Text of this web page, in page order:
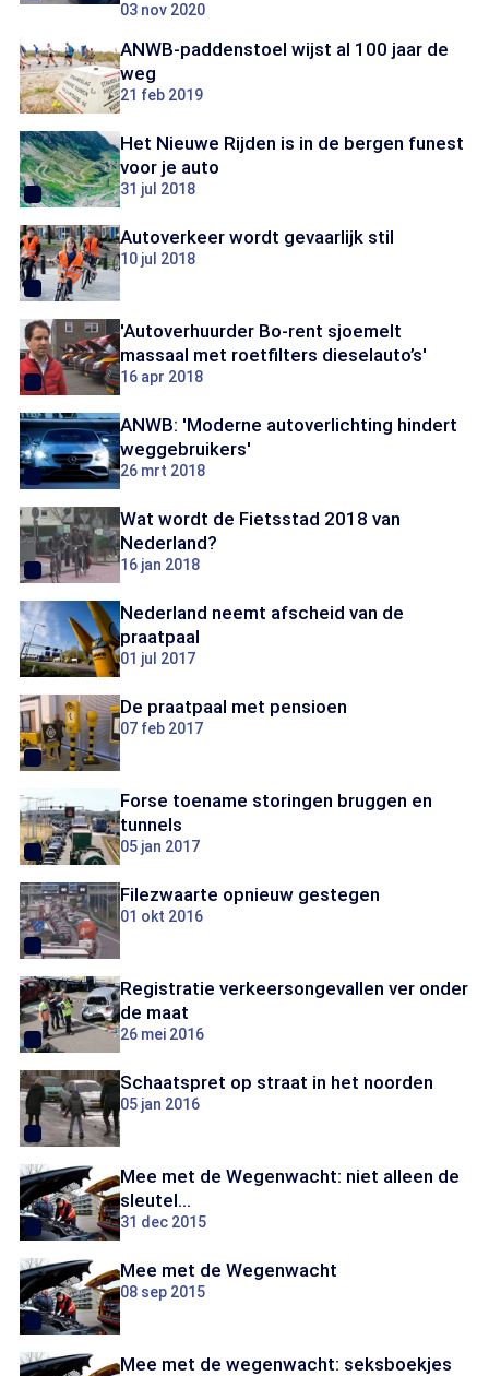
03 nov 2020
ANWB-paddenstoel wijst al 100 jaar de
weg
21 feb 2019
Het Nieuwe Rijden is in de bergen funest
voor je auto
31 jul 2018
Autoverkeer wordt gevaarlijk stil
10 jul 2018
'Autoverhuurder Bo-rent sjoemelt
massaal met roetfilters dieselauto’s'
16 apr 2018
ANWB: 'Moderne autoverlichting hindert
weggebruikers'
26 mrt 2018
Wat wordt de Fietsstad 2018 van
Nederland?
16 jan 2018
Nederland neemt afscheid van de
praatpaal
01 jul 2017
De praatpaal met pensioen
07 feb 2017
Forse toename storingen bruggen en
tunnels
05 jan 2017
Filezwaarte opnieuw gestegen
01 okt 2016
Registratie verkeersongevallen ver onder
de maat
26 mei 2016
Schaatspret op straat in het noorden
05 jan 2016
Mee met de Wegenwacht: niet alleen de
sleutel...
31 dec 2015
Mee met de Wegenwacht
08 sep 2015
Mee met de wegenwacht: seksboekjes